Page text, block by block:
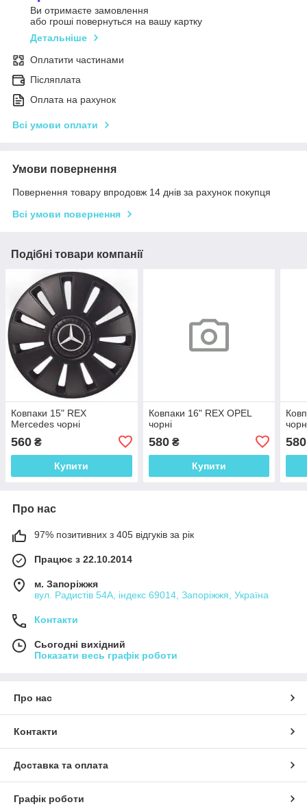
Ви отримаєте замовлення
або гроші повернуться на вашу картку
Детальніше
Оплатити частинами
Післяплата
Оплата на рахунок
Всі умови оплати
Умови повернення
Повернення товару впродовж 14 днів за рахунок покупця
Всі умови повернення
Подібні товари компанії
Ковпаки 15" REX
Mercedes чорні
560 ₴
Купити
Ковпаки 16" REX OPEL
чорні
580₴
Купити
580
Про нас
97% позитивних з 405 відгуків за рік
Працює з 22.10.2014
м. Запоріжжя
вул. Радистів 54А, індекс 69014, Запоріжжя, Україна
Контакти
Сьогодні вихідний
Показати весь графік роботи
Про нас
Контакти
Доставка та оплата
Графік роботи